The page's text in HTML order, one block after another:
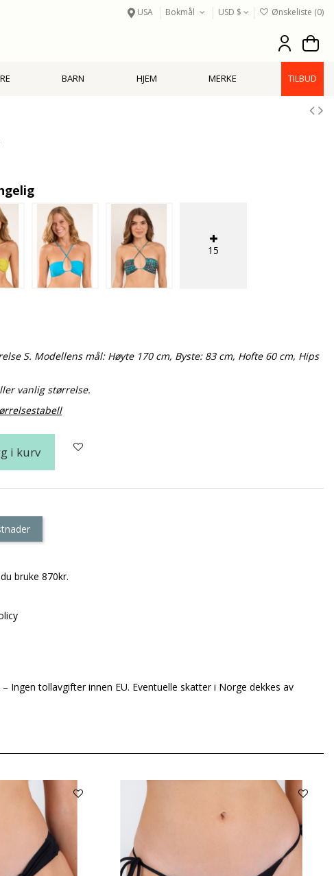
USA Bokmål USD $ Ønskeliste (0)
BARN HJEM MERKE TILBUD
15
S. Modellens mål: Høyte 170 cm, Byste: 83 cm, Hofte 60 cm, Hips
vanlig størrelse.
i kurv
bruke 870kr.
Ingen tollavgifter innen EU. Eventuelle skatter i Norge dekkes av